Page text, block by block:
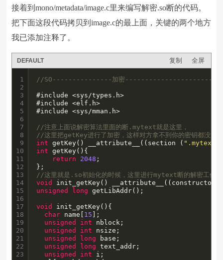
接着到mono/metadata/image.c里来编写解密.so断的代码。
把下面这段代码拷贝到image.c的最上面，关键的两个地方
我已添加注释了。
DEFAULT 复制 全屏
1
2
3
4
5
6
7
8
9
10
11
12
13
14
15
16
17
18
19
20
21
22
23
//SO---------------加密----------------------
#include <sys/types.h>
#include <elf.h>
#include <sys/mman.h>
//注意上面说解密算法里面的断.mytext就是这里，
//这里把getKey进行了加密，这样对方拿不到你的密钥都没法
int getKey() __attribute__((section ( ".mytext"
int getKey(){
return
2048 ;
//这里就是.so初始化的时候，这里进行mytext断的解密工作
void
unsigned
long getLibAddr();
void
init_getKey(){
char name[ 15 ];
unsigned
int nblock;
unsigned
int nsize;
unsigned
long base;
unsigned
long text_addr;
unsigned
int i;